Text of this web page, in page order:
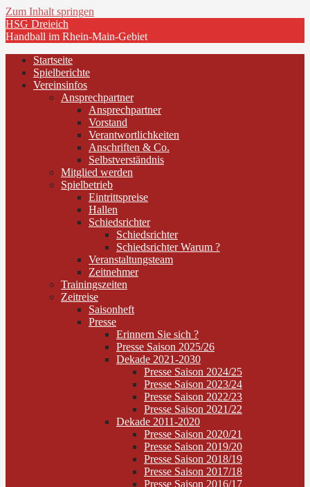
Zum Inhalt springen
HSG Dreieich
Handball im Rhein-Main-Gebiet
Startseite
Spielberichte
Vereinsinfos
Ansprechpartner
Ansprechpartner
Vorstand
Verantwortlichkeiten
Anschriften & Co.
Selbstverständnis
Mitglied werden
Spielbetrieb
Eintrittspreise
Hallen
Schiedsrichter
Schiedsrichter
Schiedsrichter Warum ?
Veranstaltungsteam
Zeitnehmer
Trainingszeiten
Zeitreise
Saisonheft
Presse
Erinnern Sie sich ?
Presse Saison 2025/26
Dekade 2021-2030
Presse Saison 2024/25
Presse Saison 2023/24
Presse Saison 2022/23
Presse Saison 2021/22
Dekade 2011-2020
Presse Saison 2020/21
Presse Saison 2019/20
Presse Saison 2018/19
Presse Saison 2017/18
Presse Saison 2016/17